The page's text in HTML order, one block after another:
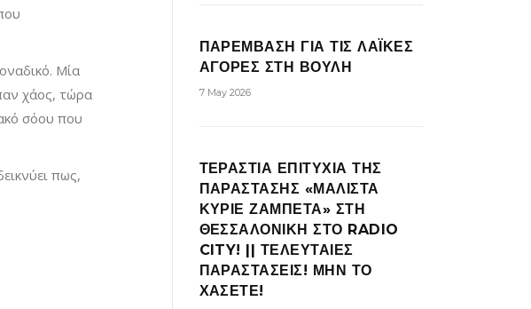
Μία
χάος, τώρα
σόου που
πως,
ΠΑΡΕΜΒΑΣΗ ΓΙΑ ΤΙΣ ΛΑΪΚΕΣ
ΑΓΟΡΕΣ ΣΤΗ ΒΟΥΛΗ
7 May 2026
ΤΕΡΑΣΤΙΑ ΕΠΙΤΥΧΙΑ ΤΗΣ
ΠΑΡΑΣΤΑΣΗΣ «ΜΑΛΙΣΤΑ
ΚΥΡΙΕ ΖΑΜΠΕΤΑ» ΣΤΗ
ΘΕΣΣΑΛΟΝΙΚΗ ΣΤΟ RADIO
CITY! || ΤΕΛΕΥΤΑΙΕΣ
ΠΑΡΑΣΤΑΣΕΙΣ! ΜΗΝ ΤΟ
ΧΑΣΕΤΕ!